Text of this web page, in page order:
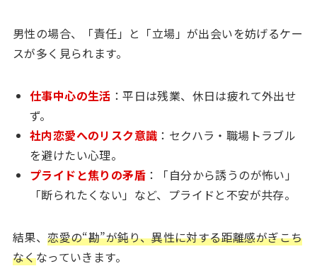
男性の場合、「責任」と「立場」が出会いを妨げるケー
スが多く見られます。
仕事中心の生活 ：平日は残業、休日は疲れて外出せ
ず。
社内恋愛へのリスク意識 ：セクハラ・職場トラブル
を避けたい心理。
プライドと焦りの矛盾：「自分から誘うのが怖い」
「断られたくない」など、プライドと不安が共存。
結果、恋愛の“勘”が鈍り、異性に対する距離感がぎこち
なくなっていきます。